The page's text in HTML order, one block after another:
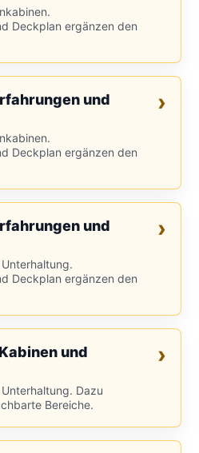
Deckplan ergänzen den
und
Deckplan ergänzen den
und
Deckplan ergänzen den
und
Dazu
Bereiche.